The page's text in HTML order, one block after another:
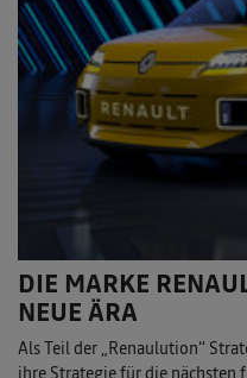
DIE MARKE
NEUE ÄRA
Als Teil der „Renaulution“
ihre Strategie für die nächsten